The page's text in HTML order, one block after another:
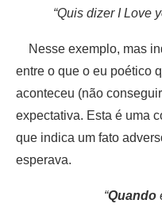
“Quis dizer I Love
Nesse exemplo, mas
entre o que o eu poético
aconteceu (não
expectativa. Esta é uma
que indica um fato
esperava.
“Quando